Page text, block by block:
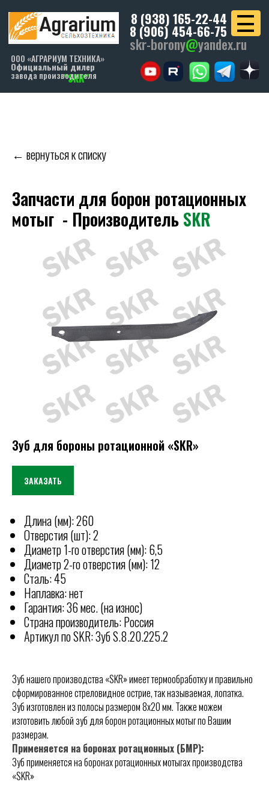
8 (938) 165-22-44
8 (906) 454-66-75
skr-borony@yandex.ru
"SKR"
ООО «АГРАРИУМ ТЕХНИКА»
завода производителя
← вернуться к списку
Запчасти для борон ротационных
мотыг - ПроизводительSKR
Зуб для бороны ротационной «SKR»
ЗАКАЗАТЬ
Длина (мм): 260
Отверстия (шт): 2
Диаметр 1-го отверстия (мм): 6,5
Диаметр 2-го отверстия (мм): 12
Сталь: 45
Наплавка: нет
Гарантия: 36 мес. (на износ)
Страна производитель: Россия
Артикул по SKR: Зуб S.8.20.225.2
Зуб нашего производства «SKR» имеет термообработку и правильно
сформированное стреловидное острие, так называемая, лопатка.
Зуб изготовлен из полосы размером 8х20 мм. Также можем
изготовить любой зуб для борон ротационных мотыг по Вашим
размерам.
Применяется на боронах ротационных (БМР):
Зуб применяется на боронах ротационных мотыгах производства
«SKR»
Отгружаем технику по
всей
РОССИИ
Адрес офиса:
ООО "АГРАРИУМ ТЕХНИКА"
КОНТАКТЫ